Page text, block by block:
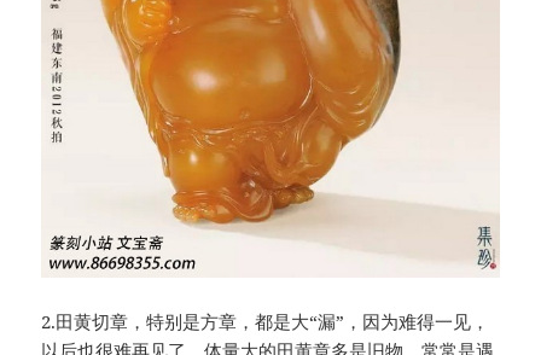
2.田黄切章，特别是方章，都是大“漏”，因为难得一见，